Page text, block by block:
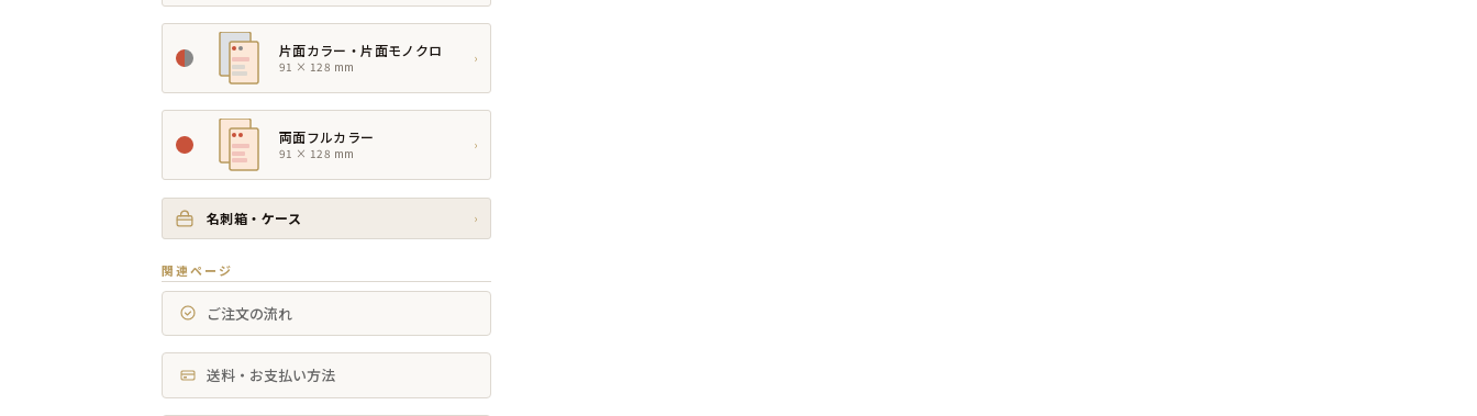
片面カラー・片面モノクロ
91 × 128 mm
›
両面フルカラー
91 × 128 mm
›
名刺箱・ケース ›
関連ページ
ご注文の流れ
送料・お支払い方法